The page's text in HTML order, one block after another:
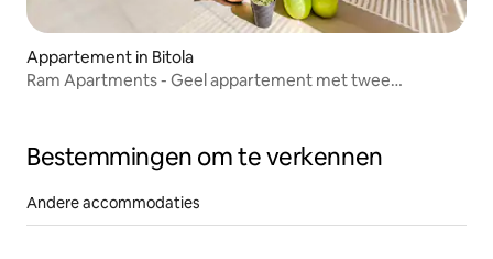
Appartement in Bitola
Ram Apartments - Geel appartement met twee
Bestemmingen om te verkennen
Andere accommodaties